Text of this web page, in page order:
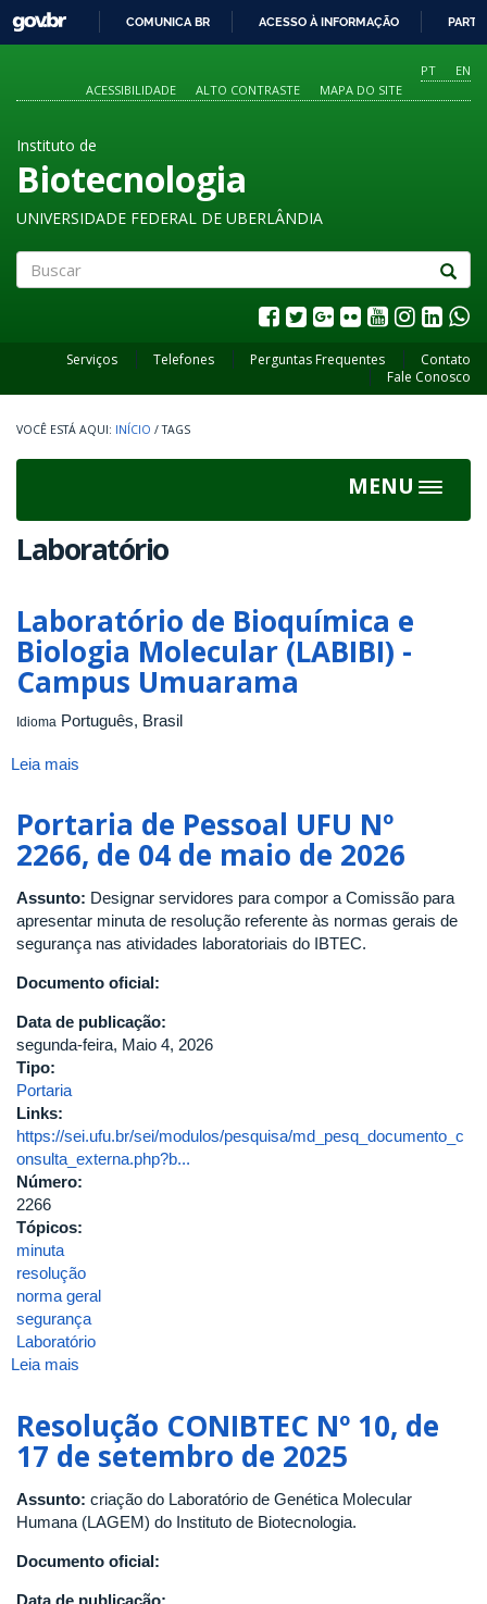
O
CONTEÚDO
GOVBR
COMUNICA BR ACESSO À INFORMAÇÃO
PT
EN
ACESSIBILIDADE
ALTO CONTRASTE MAPA DO SITE
Instituto de
Biotecnologia
UNIVERSIDADE FEDERAL DE UBERLÂNDIA
Serviços Telefones Perguntas Frequentes
Contato
Fale Conosco
INÍCIO / TAGS
MENU
Toggle
Laboratório
Laboratório de Bioquímica e
Biologia Molecular (LABIBI) -
Campus Umuarama
Idioma Português, Brasil
Leia mais
Bioquímica
e
Molecular
(LABIBI)
-
Umuarama
Portaria de Pessoal UFU Nº
2266, de 04 de maio de 2026
Assunto: Designar servidores para compor a Comissão para
apresentar minuta de resolução referente às normas gerais de
segurança nas atividades laboratoriais do IBTEC.
Documento oficial:
Data de publicação:
segunda-feira, Maio 4, 2026
Tipo:
Portaria
Links:
https://sei.ufu.br/sei/modulos/pesquisa/md_pesq_documento_c
onsulta_externa.php?b...
Número:
2266
Tópicos:
minuta
resolução
norma geral
segurança
Laboratório
Leia mais
de
Pessoal
UFU
2266,
de
de
maio
Resolução CONIBTEC Nº 10, de
17 de setembro de 2025
Assunto: criação do Laboratório de Genética Molecular
Humana (LAGEM) do Instituto de Biotecnologia.
Documento oficial:
Data de publicação: